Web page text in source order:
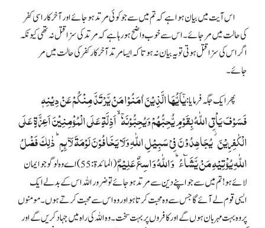
اس آیت میں بیان ہوا ہے کہ تم میں سے جو کوئی مرتد ہو جائے اور آخر کار اسی کفر
کی حالت میں مر جائے۔اس سے خوب واضح ہو رہا ہے کہ مرتد کی سزا قتل نہ تھی کیونکہ
اگر اس کی سزاقتل ہوتی تو یہ بیان نہ ہوتا کہ ایسا مرتد آخر کار کفر کی حالت میں مر
جائے۔
پھر ایک جگہ فرمایا:یٰۤاَیُّہَا الَّذِیۡنَ اٰمَنُوۡا مَنۡ یَّرۡتَدَّ مِنۡکُمۡ عَنۡ دِیۡنِہٖ
فَسَوۡفَ یَاۡتِی اللّٰہُ بِقَوۡمٍ یُّحِبُّہُمۡ وَیُحِبُّوۡنَہٗۤ ۙ اَذِلَّۃٍ عَلَی الۡمُؤۡمِنِیۡنَ اَعِزَّۃٍ عَلَی
الۡکٰفِرِیۡنَ ۫ یُجَاہِدُوۡنَ فِیۡ سَبِیۡلِ اللّٰہِ وَلَا یَخَافُوۡنَ لَوۡمَۃَ لَآئِمٍ ؕ ذٰلِکَ فَضۡلُ
اللّٰہِ یُؤۡتِیۡہِ مَنۡ یَّشَآءُ ؕ وَاللّٰہُ وَاسِعٌ عَلِیۡمٌ
(المائدۃ: 55)اے وہ لوگو جو ایمان
لائے ہو! تم میں سے جو اپنے دین سے مرتد ہو جائے تو ضرور اللہ اس کے بدلے ایک
ایسی قوم لے آئے گا جس سے وہ محبت کرتا ہو اور وہ اس سے محبت کرتے ہوں۔ مومنوں
پر وہ بہت مہربان ہوں گے اور کافروں پر بہت سخت۔ وہ اللہ کی راہ میں جہاد کریں گے اور